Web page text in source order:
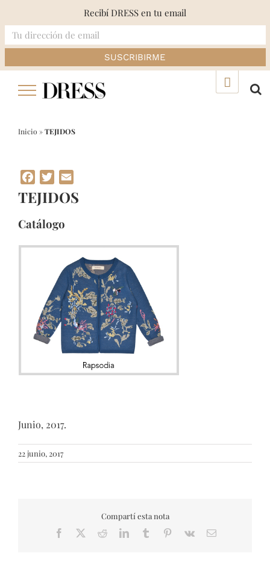
Inicio »TEJIDOS
Facebook
Twitter
TEJIDOS
Catálogo
Junio, 2017.
22 junio, 2017
Compartí esta nota
Facebook RedditLinkedInTumblr Pinterest
Vk Email
Recibí DRESS en tu email